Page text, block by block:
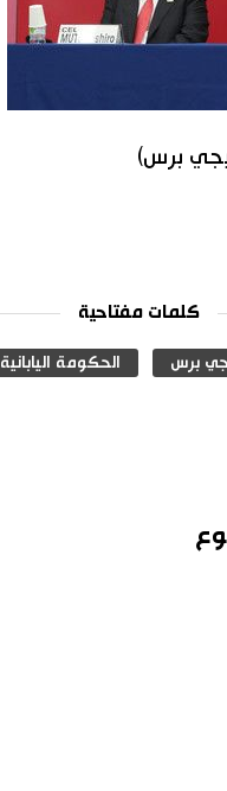
برس)
كلمات مفتاحية
برس الحكومة اليابانية